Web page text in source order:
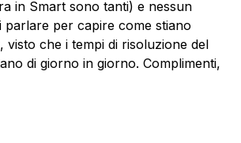
in Smart sono tanti) e nessun
per capire come stiano
visto che i tempi di risoluzione del
di giorno in giorno. Complimenti,